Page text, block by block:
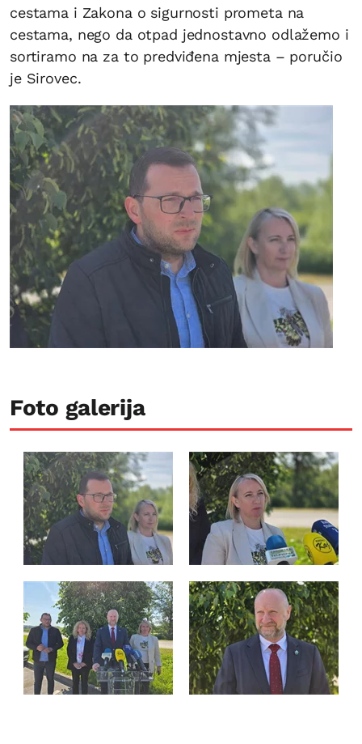
cestama i Zakona o sigurnosti prometa na
cestama, nego da otpad jednostavno odlažemo i
sortiramo na za to predviđena mjesta – poručio
je Sirovec.
Foto galerija